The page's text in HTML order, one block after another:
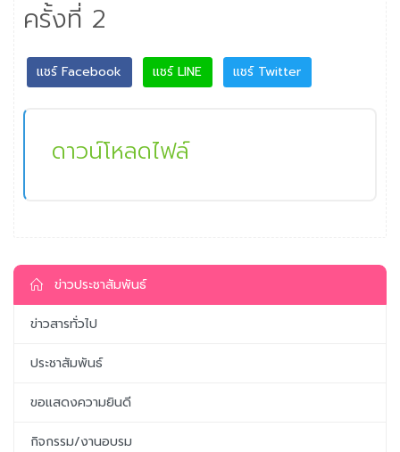
ครั้งที่ 2
แชร์ Facebook แชร์ LINE แชร์ Twitter
ดาวน์โหลดไฟล์
ข่าวประชาสัมพันธ์
ข่าวสารทั่วไป
ประชาสัมพันธ์
ขอแสดงความยินดี
กิจกรรม/งานอบรม